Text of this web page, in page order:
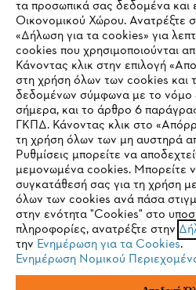
STIHL Συχνές ερωτήσεις
Service
Πολιτική απορρήτου Νομικό
Νομικές πληροφορίες
IHR BROWSER
UNTERSTÜTZT
Sie nutzen einen Browser, den wir
eine optimale Nutzung unserer
einem der folgenden Browser zu
Firefox
τα προσωπικά σας δεδομένα και
Οικονομικού Χώρου. Ανατρέξτε
«Δήλωση για τα cookies» για
cookies που χρησιμοποιούνται
Κάνοντας κλικ στην επιλογή
στη χρήση όλων των cookies και
δεδομένων σύμφωνα με το νόμο
σήμερα, και το άρθρο 6
ΓΚΠΔ. Κάνοντας κλικ στο
τη χρήση όλων των μη αυστηρά
Ρυθμίσεις μπορείτε να
μεμονωμένα cookies. Μπορείτε
συγκατάθεσή σας για τη χρήση
όλων των cookies ανά πάσα
στην ενότητα "Cookies" στο
πληροφορίες, ανατρέξτε στην
την Ενημέρωση για τα Cookies.
Ενημέρωση Νομικού